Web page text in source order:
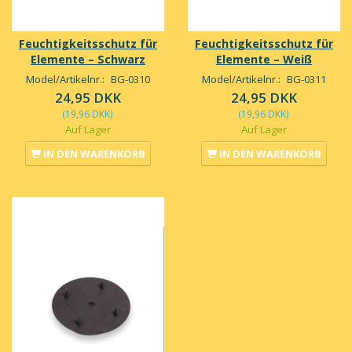
Feuchtigkeitsschutz für
Elemente – Schwarz
Model/Artikelnr.: BG-0310
24,95 DKK
(19,96 DKK)
Auf Lager
IN DEN WARENKORB
Feuchtigkeitsschutz für
Elemente – Weiß
Model/Artikelnr.: BG-0311
24,95 DKK
(19,96 DKK)
Auf Lager
IN DEN WARENKORB